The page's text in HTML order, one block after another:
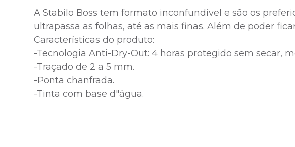
A Stabilo Boss tem formato inconfundível e são os
ultrapassa as folhas, até as mais finas. Além de poder
Características do produto:
-Tecnologia Anti-Dry-Out: 4 horas protegido sem secar,
-Traçado de 2 a 5 mm.
-Ponta chanfrada.
-Tinta com base d"água.